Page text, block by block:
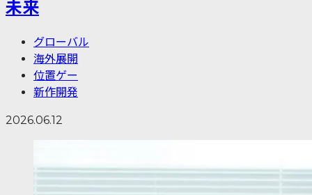
未来
グローバル
海外展開
位置ゲー
新作開発
2026.06.12